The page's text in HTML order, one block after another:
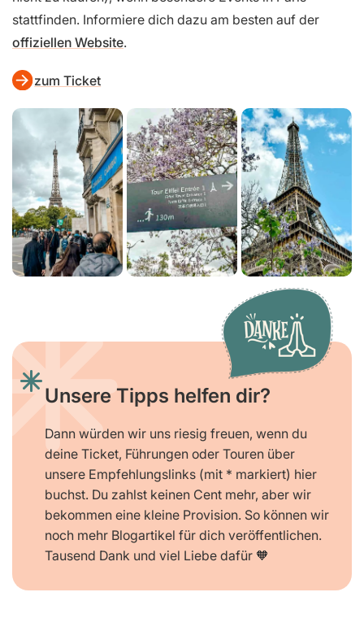
stattfinden. Informiere dich dazu am besten auf der
offiziellen Website.
zum Ticket
Unsere Tipps helfen dir?
Dann würden wir uns riesig freuen, wenn du
deine Ticket, Führungen oder Touren über
unsere Empfehlungslinks (mit * markiert) hier
buchst. Du zahlst keinen Cent mehr, aber wir
bekommen eine kleine Provision. So können wir
noch mehr Blogartikel für dich veröffentlichen.
Tausend Dank und viel Liebe dafür 🧡